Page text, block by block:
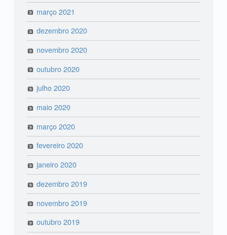
março 2021
dezembro 2020
novembro 2020
outubro 2020
julho 2020
maio 2020
março 2020
fevereiro 2020
janeiro 2020
dezembro 2019
novembro 2019
outubro 2019